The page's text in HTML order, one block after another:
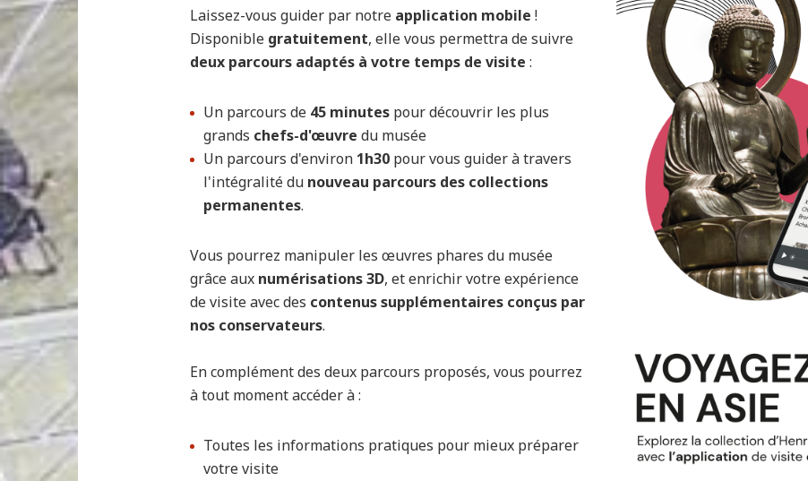
Laissez-vous guider par notre application mobile !
Disponible gratuitement, ellevous permettra de suivre
deux parcours adaptés à votre temps de visite :
Un parcours de 45 minutes pour découvrir les plus
grands chefs-d'œuvre du musée
Un parcours d'environ 1h30 pour vous guider à travers
l'intégralité du nouveau parcours des collections
permanentes.
Vous pourrez manipuler les œuvres phares du musée
grâce aux numérisations 3D, et enrichir votre expérience
de visite avec des contenus supplémentaires conçus par
nos conservateurs.
En complément des deux parcours proposés, vous pourrez
à tout moment accéder à :
Toutes les informations pratiques pour mieux préparer
votre visite